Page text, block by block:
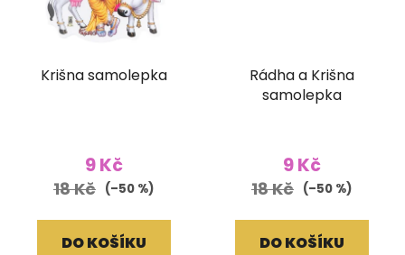
Krišna samolepka
9 Kč
18 Kč (–50 %)
DO KOŠÍKU
Rádha a Krišna
samolepka
9 Kč
18 Kč (–50 %)
DO KOŠÍKU